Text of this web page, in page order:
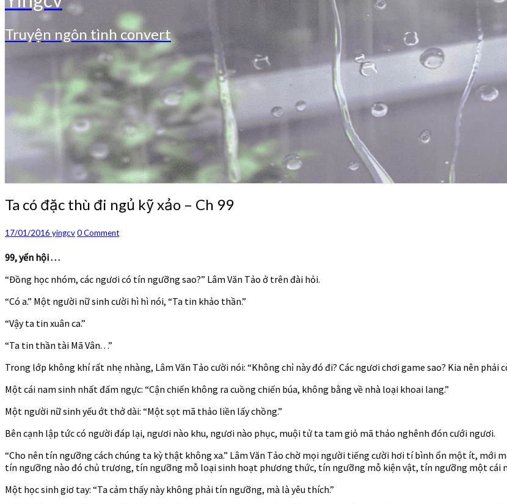
Truyện ngôn tình convert
Ta
có
thù
ngủ
kỹ
xảo
–
99
Ta có đặc thù đi ngủ kỹ xảo – Ch 99
17/01/2016 yingcvComments
0 Comment
99, yến hội . . .
“Đồng học nhóm, các ngươi có tín ngưỡng sao?” Lâm Văn Tảo ở trên đài hỏi.
“Có a.” Một người nữ sinh cười hì hì nói, “Ta tin khảo thần.”
“Vậy ta tin xuân ca.”
“Ta tin thần tài Mã Vân. . .”
Trong lớp không khí rất nhẹ nhàng, Lâm Văn Tảo cười nói: “Không chỉ này đó đi? Các ngươi chơi game sao? Kia nên
Một cái nam sinh nhất đấm ngực: “Cận chiến không ra cuồng chiến búa, không bằng về nhà loại khoai lang.”
Một người nữ sinh yếu ớt thở dài: “Một sọt mã thảo liền lấy chồng.”
Bên cạnh lập tức có người đáp lại, ngươi nào khu, ngươi nào phục, muội tử ta tam giỏ mã thảo nghênh đón cưới ngươi.
“Cho nên tín ngưỡng cách chúng ta kỳ thật không xa.” Lâm Văn Tảo chờ mọi người tiếng cười hơi tí bình ổn một ít,
tín ngưỡng nào đó chủ trương, tín ngưỡng mỗ loại sinh hoạt phương thức, tín ngưỡng mỗ kiện vật, tín ngưỡng một cái
Một học sinh giơ tay: “Ta cảm thấy này không phải tín ngưỡng, mà là yêu thích.”